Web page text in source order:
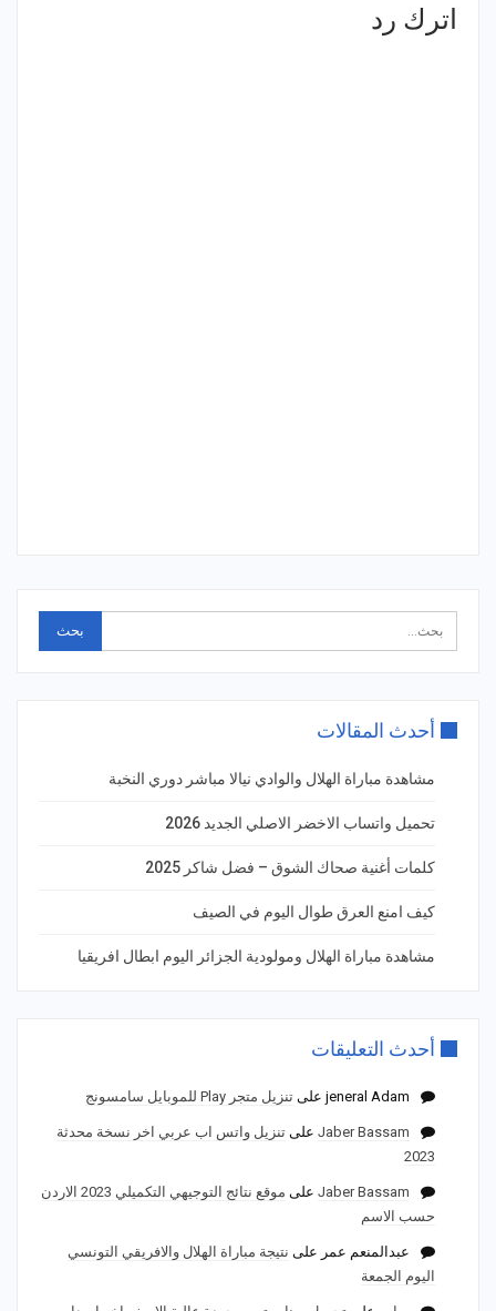
اترك رد
أحدث المقالات
مشاهدة مباراة الهلال والوادي نيالا مباشر دوري النخبة
تحميل واتساب الاخضر الاصلي الجديد 2026
كلمات أغنية صحاك الشوق – فضل شاكر 2025
كيف امنع العرق طوال اليوم في الصيف
مشاهدة مباراة الهلال ومولودية الجزائر اليوم ابطال افريقيا
أحدث التعليقات
jeneral Adam على تنزيل متجر Play للموبايل سامسونج
Jaber Bassam على تنزيل واتس اب عربي اخر نسخة محدثة
2023
Jaber Bassam على
موقع نتائج التوجيهي التكميلي 2023 الاردن
حسب الاسم
عبدالمنعم عمر على نتيجة مباراة الهلال والافريقي التونسي
اليوم الجمعة